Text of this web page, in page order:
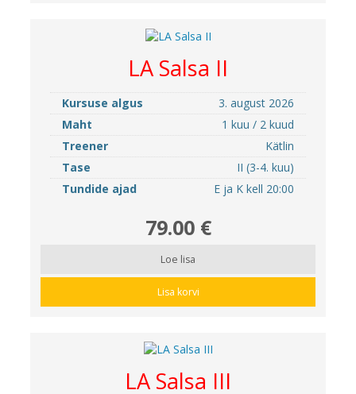
LA Salsa II
Kursuse algus
3. august 2026
Maht
1 kuu / 2 kuud
Treener
Kätlin
Tase
II (3-4. kuu)
Tundide ajad
E ja K kell 20:00
79.00 €
Loe lisa
Lisa korvi
LA Salsa III